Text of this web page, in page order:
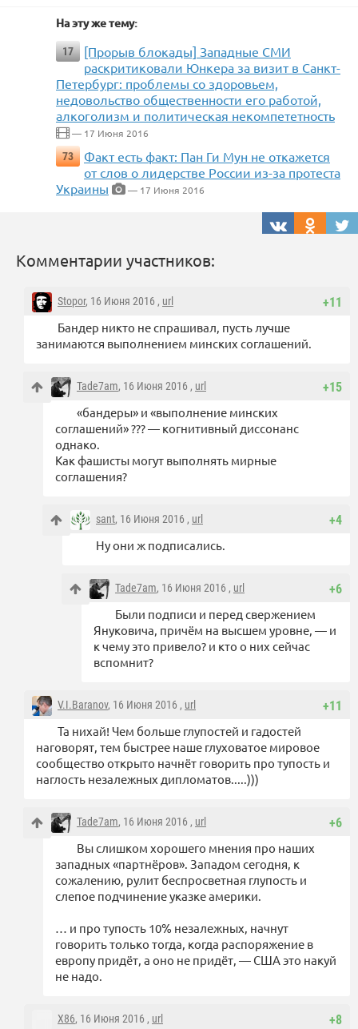
На эту же тему:
17
[Прорыв блокады] Западные СМИ
раскритиковали Юнкера за визит в Санкт-
Петербург: проблемы со здоровьем,
недовольство общественности его работой,
алкоголизм и политическая некомпететность
— 17 Июня 2016
73
Факт есть факт: Пан Ги Мун не откажется
от слов о лидерстве России из-за протеста
Украины
— 17 Июня 2016
Комментарии участников:
+11
Stopor, 16 Июня 2016 , url
Бандер никто не спрашивал, пусть лучше
занимаются выполнением минских соглашений.
+15
Tade7am, 16 Июня 2016 , url
«бандеры» и «выполнение минских
соглашений» ??? — когнитивный диссонанс
однако.
Как фашисты могут выполнять мирные
соглашения?
+4
sant, 16 Июня 2016 , url
Ну они ж подписались.
+6
Tade7am, 16 Июня 2016 , url
Были подписи и перед свержением
Януковича, причём на высшем уровне, — и
к чему это привело? и кто о них сейчас
вспомнит?
+11
V.I.Baranov, 16 Июня 2016 , url
Та нихай! Чем больше глупостей и гадостей
наговорят, тем быстрее наше глуховатое мировое
сообщество открыто начнёт говорить про тупость и
наглость незалежных дипломатов.....)))
+6
Tade7am, 16 Июня 2016 , url
Вы слишком хорошего мнения про наших
западных «партнёров». Западом сегодня, к
сожалению, рулит беспросветная глупость и
слепое подчинение указке америки.
… и про тупость 10% незалежных, начнут
говорить только тогда, когда распоряжение в
европу придёт, а оно не придёт, — США это накуй
не надо.
+8
X86, 16 Июня 2016 , url